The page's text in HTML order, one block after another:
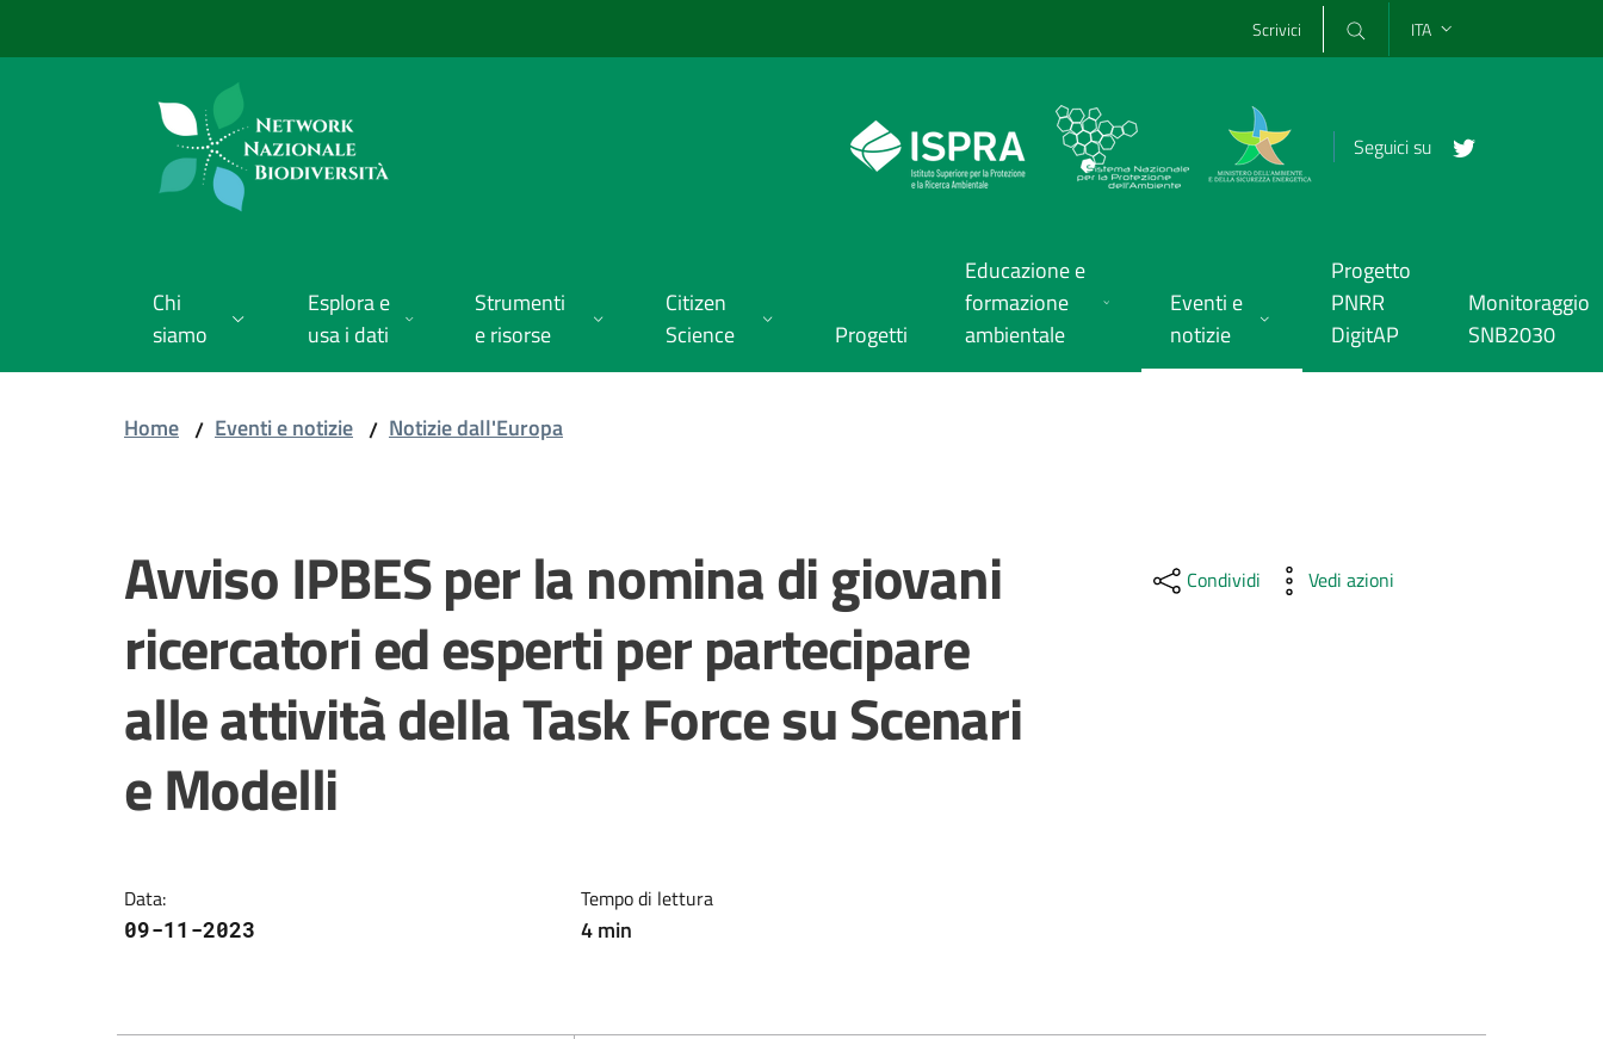
Scrivici ITA
Seguici su
Chi
siamo
Esplora e
usa i dati
Strumenti
e risorse
Citizen
Science
Progetti
Educazione e
formazione
ambientale
Eventi e
notizie
Progetto
PNRR
DigitAP
Monitoraggio
SNB2030
Home / Eventi e notizie / Notizie dall'Europa
Avviso IPBES per la nomina di giovani
ricercatori ed esperti per partecipare
alle attività della Task Force su Scenari
e Modelli
Data:
09-11-2023
Tempo di lettura
4min
Condividi Vedi azioni